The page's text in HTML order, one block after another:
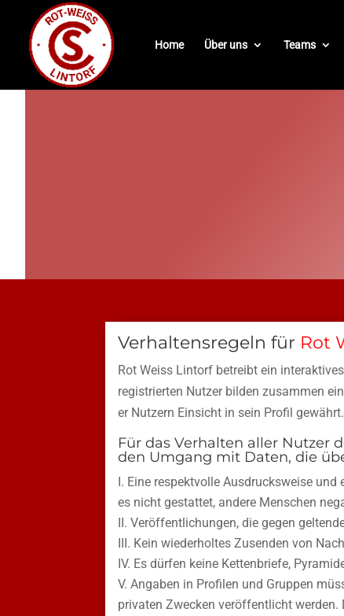
Home Über uns Teams
Verhaltensregeln für Rot
Rot Weiss Lintorf betreibt ein
registrierten Nutzer bilden zusammen
er Nutzern Einsicht in sein Profil gewährt.
Für das Verhalten aller Nutzer
den Umgang mit Daten, die
Eine respektvolle Ausdrucksweise
es nicht gestattet, andere Menschen
Veröffentlichungen, die gegen
Kein wiederholtes Zusenden von
Es dürfen keine Kettenbriefe,
Angaben in Profilen und Gruppen
privaten Zwecken veröffentlicht werden.